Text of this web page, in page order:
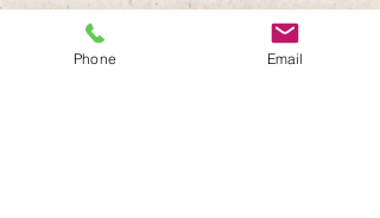
Phone Email